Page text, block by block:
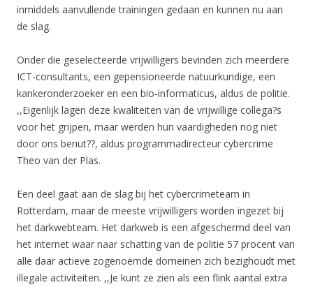
inmiddels aanvullende trainingen gedaan en kunnen nu aan
de slag.
Onder die geselecteerde vrijwilligers bevinden zich meerdere
ICT-consultants, een gepensioneerde natuurkundige, een
kankeronderzoeker en een bio-informaticus, aldus de politie.
,,Eigenlijk lagen deze kwaliteiten van de vrijwillige collega?s
voor het grijpen, maar werden hun vaardigheden nog niet
door ons benut??, aldus programmadirecteur cybercrime
Theo van der Plas.
Een deel gaat aan de slag bij het cybercrimeteam in
Rotterdam, maar de meeste vrijwilligers worden ingezet bij
het darkwebteam. Het darkweb is een afgeschermd deel van
het internet waar naar schatting van de politie 57 procent van
alle daar actieve zogenoemde domeinen zich bezighoudt met
illegale activiteiten. ,,Je kunt ze zien als een flink aantal extra